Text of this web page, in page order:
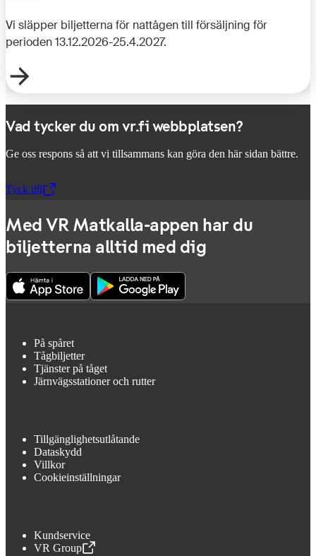
Vi släpper biljetterna för nattågen till försäljning för
perioden 13.12.2026-25.4.2027.
Vad tycker du om vr.fi webbplatsen?
Ge oss respons så att vi tillsammans kan göra den här sidan bättre.
Tyck till
,Öppnas i en ny flik
Med VR Matkalla-appen har du
biljetterna alltid med dig
På spåret
Tågbiljetter
Tjänster på tåget
Järnvägsstationer och rutter
Tillgänglighetsutlåtande
Dataskydd
Villkor
Cookieinställningar
Kundservice
VR Group
,Öppnas i en ny flik